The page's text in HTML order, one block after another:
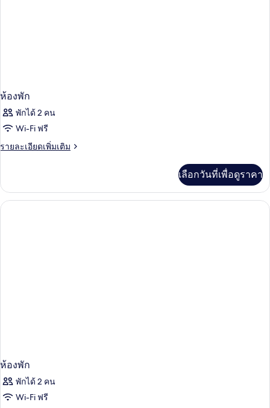
ห้องพัก
พักได้ 2 คน
Wi-Fi ฟรี
รายละเอียดเพิ่มเติม
ราย
เกี่ยว
กับ
ห้อง
เลือกวันที่เพื่อดูราคา
ห้องพัก
พักได้ 2 คน
Wi-Fi ฟรี